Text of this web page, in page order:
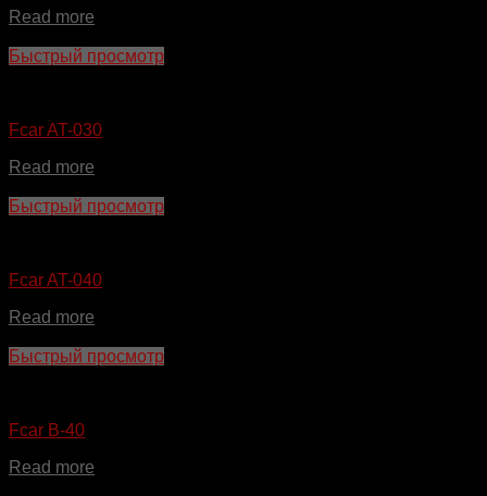
Read more
Быстрый просмотр
Fcar AT-030
Read more
Быстрый просмотр
Fcar AT-040
Read more
Быстрый просмотр
Fcar B-40
Read more